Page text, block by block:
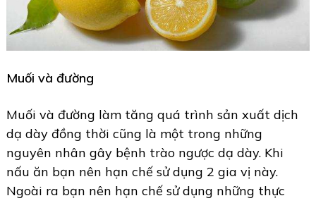
Muối và đường
Muối và đường làm tăng quá trình sản xuất dịch
dạ dày đồng thời cũng là một trong những
nguyên nhân gây bệnh trào ngược dạ dày. Khi
nấu ăn bạn nên hạn chế sử dụng 2 gia vị này.
Ngoài ra bạn nên hạn chế sử dụng những thực